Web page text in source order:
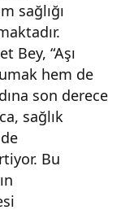
sağlığı
Bey, “Aşı
hem de
son derece
sağlık
Bu